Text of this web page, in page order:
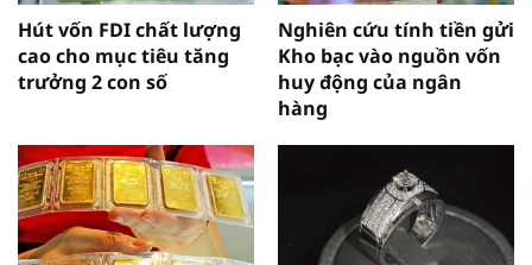
Hút vốn FDI chất lượng
cao cho mục tiêu tăng
trưởng 2 con số
Nghiên cứu tính tiền gửi
Kho bạc vào nguồn vốn
huy động của ngân
hàng